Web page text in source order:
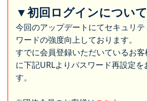
▼初回ログインについて
今回のアップデートにてセキュリ
ワードの強度向上しております。
すでに会員登録いただいているお
に下記URLよりパスワード再設定を
す。